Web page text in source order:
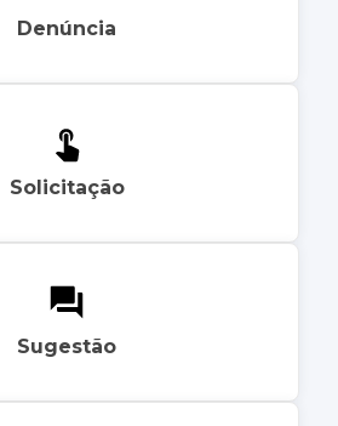
Denúncia
Solicitação
Sugestão